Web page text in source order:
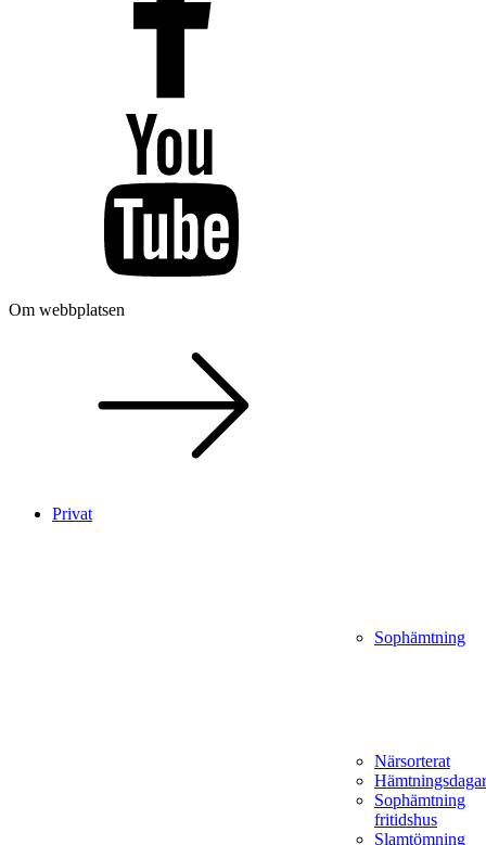
Om webbplatsen
Privat
Sophämtning
Närsorterat
Hämtningsdagar
Sophämtning
fritidshus
Slamtömning